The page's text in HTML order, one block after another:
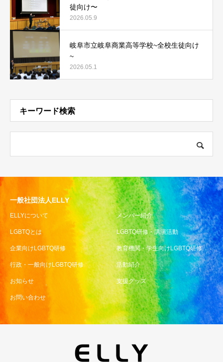
徒向け〜
2026.05.9
岐阜市立岐阜商業高等学校~全校生徒向け
~
2026.05.1
キーワード検索
一般社団法人ELLY
ELLYについて メンバー紹介
LGBTQとは LGBTQ研修・講演活動
企業向けLGBTQ研修 教育機関・学生向けLGBTQ研修
行政・一般向けLGBTQ研修 活動紹介
お知らせ 支援グッズ
お問い合わせ